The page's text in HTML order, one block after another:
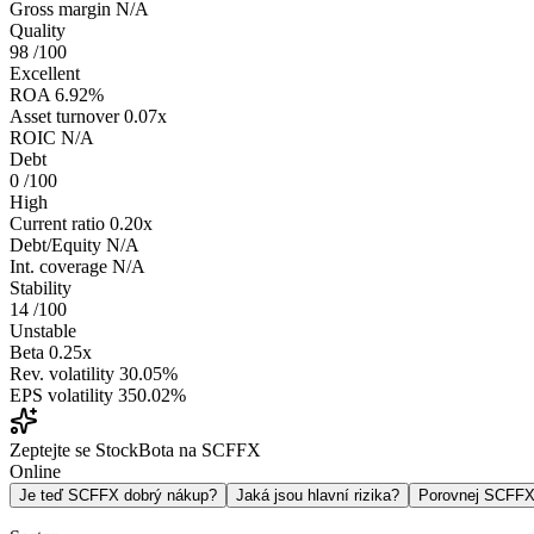
Gross margin N/A
Quality
98 /100
Excellent
ROA 6.92%
Asset turnover 0.07x
ROIC N/A
Debt
0 /100
High
Current ratio 0.20x
Debt/Equity N/A
Int. coverage N/A
Stability
14 /100
Unstable
Beta 0.25x
Rev. volatility 30.05%
EPS volatility 350.02%
Zeptejte se StockBota na SCFFX
Online
Je teď SCFFX dobrý nákup? Jaká jsou hlavní rizika? Porovnej